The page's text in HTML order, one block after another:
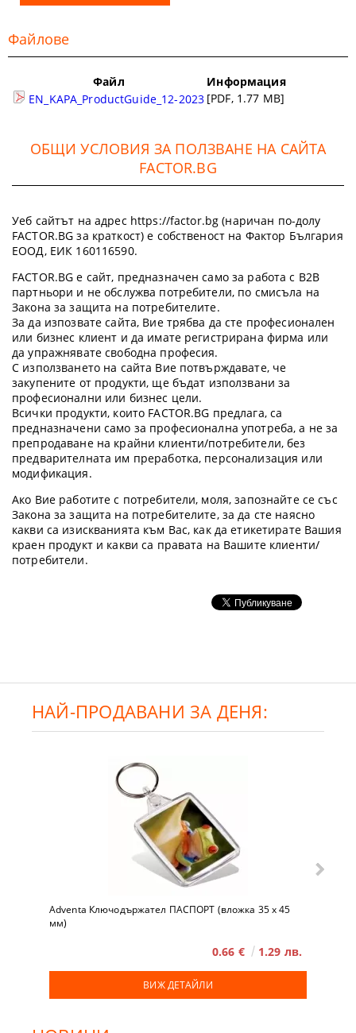
Файлове
Файл
Информация
EN_KAPA_ProductGuide_12-2023 [PDF, 1.77 MB]
ОБЩИ УСЛОВИЯ ЗА ПОЛЗВАНЕ НА САЙТА
FACTOR.BG
Уеб сайтът на адрес https://factor.bg (наричан по-долу
FACTOR.BG за краткост) е собственост на Фактор България
ЕООД, ЕИК 160116590.
FACTOR.BG е сайт, предназначен само за работа с B2B
партньори и не обслужва потребители, по смисъла на
Закона за защита на потребителите.
За да изпозвате сайта, Вие трябва да сте професионален
или бизнес клиент и да имате регистрирана фирма или
да упражнявате свободна професия.
С използването на сайта Вие потвърждавате, че
закупените от продукти, ще бъдат използвани за
професионални или бизнес цели.
Всички продукти, които FACTOR.BG предлага, са
предназначени само за професионална употреба, а не за
препродаване на крайни клиенти/потребители, без
предварителната им преработка, персонализация или
модификация.
Ако Вие работите с потребители, моля, запознайте се със
Закона за защита на потребителите, за да сте наясно
какви са изискванията към Вас, как да етикетирате Вашия
краен продукт и какви са правата на Вашите клиенти/
потребители.
НАЙ-ПРОДАВАНИ ЗА ДЕНЯ:
Adventa Ключодържател ПАСПОРТ (вложка 35 x 45
мм)
0.66 € 1.29 лв.
ВИЖ ДЕТАЙЛИ